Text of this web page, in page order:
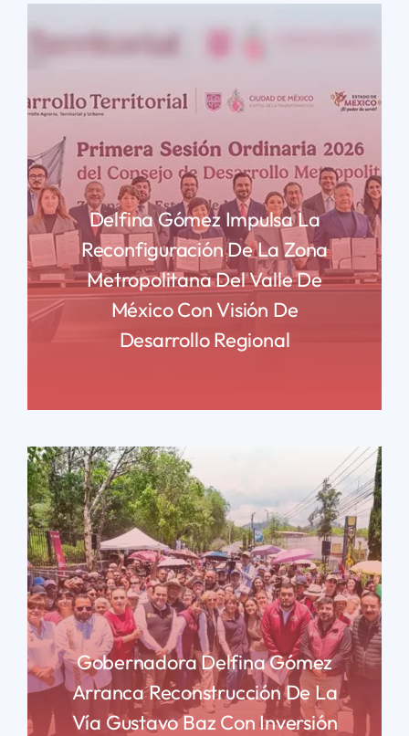
Delfina Gómez Impulsa La
Reconfiguración De La Zona
Metropolitana Del Valle De
México Con Visión De
Desarrollo Regional
Gobernadora Delfina Gómez
Arranca Reconstrucción De La
Vía Gustavo Baz Con Inversión